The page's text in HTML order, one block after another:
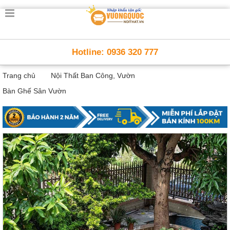
Trang
Thông
Minh
Nội
thất
minh
Nội
Thất
Trẻ
Em
Giường
tầng,
bàn
học, tủ
sách
Nội
Hotline: 0936 320 777
Trang chủ
Nội Thất Ban Công, Vườn
Bàn Ghế Sân Vườn